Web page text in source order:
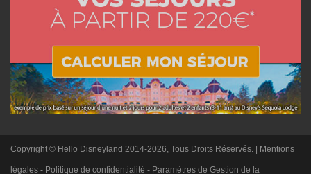
Copyright © Hello Disneyland 2014-2026, Tous Droits Réservés. | Mentions
légales - Politique de confidentialité - Paramètres de Gestion de la